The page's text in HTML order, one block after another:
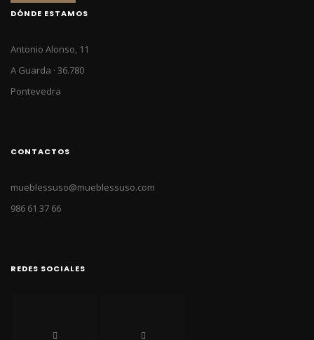
DÓNDE ESTAMOS
Antonio Alonso, 11
A Guarda · 36.780
Pontevedra
CONTACTOS
mueblessuso@mueblessuso.com
986 61 37 66
REDES SOCIALES